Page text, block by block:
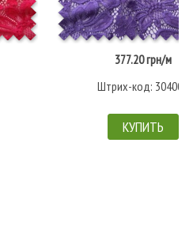
377.20 грн/м
Штрих-код: 304002
КУПИТЬ